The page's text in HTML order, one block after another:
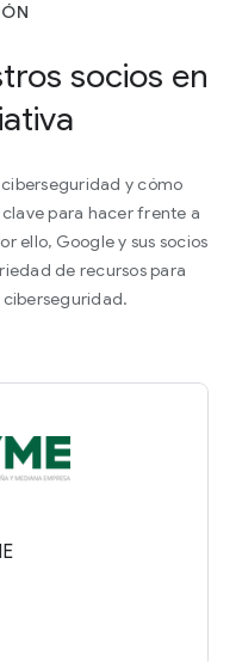
socios en
y cómo
para hacer frente a
ello, Google y sus socios
de recursos para
ciberseguridad.